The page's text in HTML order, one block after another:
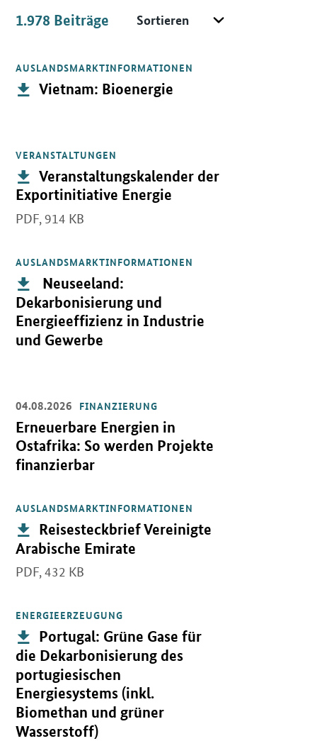
1.978 Beiträge
Beiträge
AUSLANDSMARKTINFORMATIONEN
Publikation:
Vietnam: Bioenergie
Öffnet PDF "Vietnam: Bioenergie" in neuem Fenster.
VERANSTALTUNGEN
Publikation:
Veranstaltungskalender der
Exportinitiative Energie
PDF, 914 KB
Öffnet PDF "Veranstaltungskalender der Exportinitiative Energie"
AUSLANDSMARKTINFORMATIONEN
Publikation:
Neuseeland:
Dekarbonisierung und
Energieeffizienz in Industrie
und Gewerbe
Öffnet PDF " Neuseeland: Dekarbonisierung und
04.08.2026 FINANZIERUNG
Erneuerbare Energien in
Ostafrika: So werden Projekte
finanzierbar
Öffnet Einzelsicht
AUSLANDSMARKTINFORMATIONEN
Publikation:
Reisesteckbrief Vereinigte
Arabische Emirate
PDF, 432 KB
Öffnet PDF "Reisesteckbrief Vereinigte Arabische Emirate" in
ENERGIEERZEUGUNG
Publikation:
Portugal: Grüne Gase für
die Dekarbonisierung des
portugiesischen
Energiesystems (inkl.
Biomethan und grüner
Wasserstoff)
Öffnet PDF "Portugal: Grüne Gase für die Dekarbonisierung des